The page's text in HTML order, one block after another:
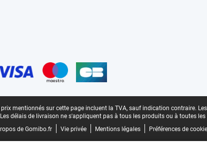
prix mentionnés sur cette page incluent la TVA, sauf indication contraire.
délais de livraison ne s'appliquent pas à tous les produits ou à toutes
de Gomibo.fr
Vie privée Mentions légales Préférences de